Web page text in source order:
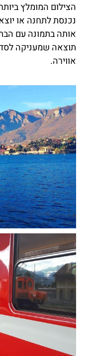
הצילום המומלץ
נכנסת לתחנה או
אותה בתמונה עם
תוצאה שמעניקה
אווירה.